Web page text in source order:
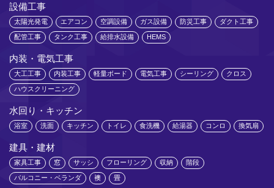
設備工事
太陽光発電 エアコン 空調設備 ガス設備 防災工事 ダクト工事
配管工事 タンク工事 給排水設備 HEMS
内装・電気工事
大工工事 内装工事 軽量ボード 電気工事 シーリング クロス
ハウスクリーニング
水回り・キッチン
浴室 洗面 キッチン トイレ 食洗機 給湯器 コンロ 換気扇
建具・建材
家具工事 窓 サッシ フローリング 収納 階段
バルコニー・ベランダ 襖 畳